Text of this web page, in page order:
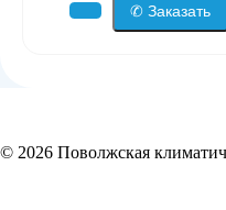
✆ Заказать
© 2026 Поволжская